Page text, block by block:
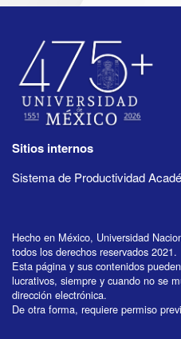
Sitios internos
Sistema de Productividad
Hecho en México, Universidad
todos los derechos reservados 2021.
Esta página y sus contenidos
lucrativos, siempre y cuando no se
dirección electrónica.
De otra forma, requiere permiso